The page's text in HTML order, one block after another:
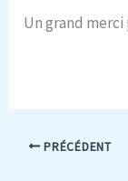
Un grand
PRÉCÉDENT